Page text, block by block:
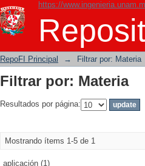
https://
Filtrar por: Materia
RepoFI Principal → Filtrar por: Materia
Filtrar por: Materia
Resultados por página:
Mostrando ítems 1-5 de 1
aplicación (1)